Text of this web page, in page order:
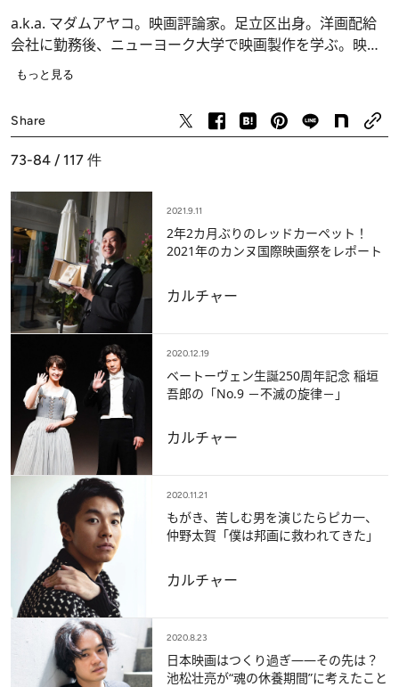
a.k.a. マダムアヤコ。映画評論家。足立区出身。洋画配給
会社に勤務後、ニューヨーク大学で映画製作を学ぶ。映画
と旅と食を愛し、各地の映画祭を追いかける日々。執筆以
ト・イーストウッド、ジョニー・トー、ホン・サンス、ウ
ェス・アンダーソンら。趣味は俳句。長嶋有さん主催の俳
句同人「傍点」メンバー。俳号は栗人(クリント)。「もっ
と笑いを！」がモットー。
もっと見る
Share
73-84 / 117 件
2021.9.11
2年2カ月ぶりのレッドカーペット！
2021年のカンヌ国際映画祭をレポート
カルチャー
2020.12.19
ベートーヴェン生誕250周年記念 稲垣
吾郎の「No.9 －不滅の旋律－」
カルチャー
2020.11.21
もがき、苦しむ男を演じたらピカ一、
仲野太賀「僕は邦画に救われてきた」
カルチャー
2020.8.23
日本映画はつくり過ぎ――その先は？
池松壮亮が“魂の休養期間”に考えたこと